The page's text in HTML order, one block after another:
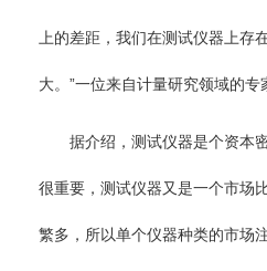
上的差距，我们在测试仪器上存
大。”一位来自计量研究领域的专
据介绍，测试仪器是个资本
很重要，测试仪器又是一个市场
繁多，所以单个仪器种类的市场